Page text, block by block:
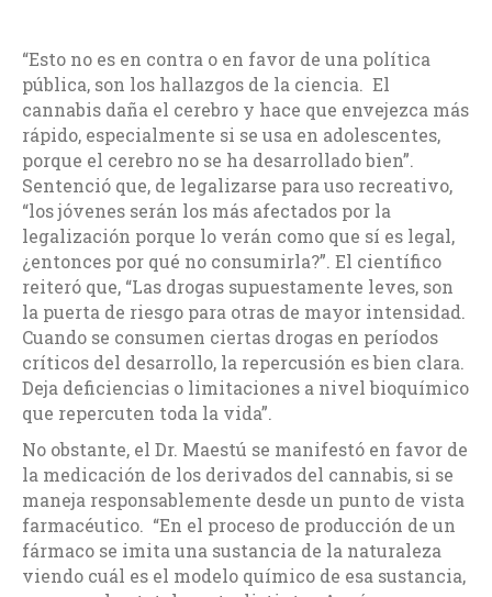
“Esto no es en contra o en favor de una política
pública, son los hallazgos de la ciencia. El
cannabis daña el cerebro y hace que envejezca más
rápido, especialmente si se usa en adolescentes,
porque el cerebro no se ha desarrollado bien”.
Sentenció que, de legalizarse para uso recreativo,
“los jóvenes serán los más afectados por la
legalización porque lo verán como que sí es legal,
¿entonces por qué no consumirla?”. El científico
reiteró que, “Las drogas supuestamente leves, son
la puerta de riesgo para otras de mayor intensidad.
Cuando se consumen ciertas drogas en períodos
críticos del desarrollo, la repercusión es bien clara.
Deja deficiencias o limitaciones a nivel bioquímico
que repercuten toda la vida”.
No obstante, el Dr. Maestú se manifestó en favor de
la medicación de los derivados del cannabis, si se
maneja responsablemente desde un punto de vista
farmacéutico. “En el proceso de producción de un
fármaco se imita una sustancia de la naturaleza
viendo cuál es el modelo químico de esa sustancia,